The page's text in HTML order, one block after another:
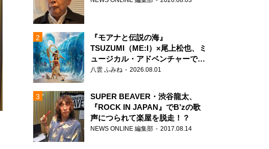
『モアナと伝説の海』
TSUZUMI（ME:I）×尾上松也、ミ
ュージカル・アドベンチャーで美
声を響かせる
八雲 ふみね 2026.08.01
SUPER BEAVER・渋谷龍太、
『ROCK IN JAPAN』でB’zの歌
声につられて楽屋を脱走！？
NEWS ONLINE 編集部 2017.08.14